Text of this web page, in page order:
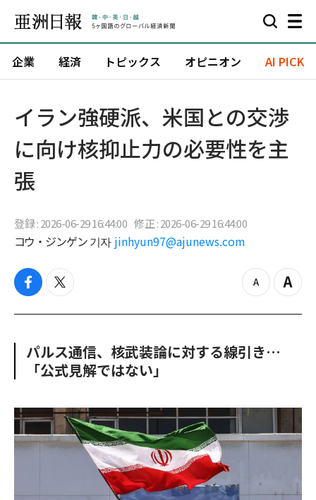
企業 経済 トピックス オピニオン AI PICK
イラン強硬派、米国との交渉
に向け核抑止力の必要性を主
張
登録 : 2026-06-29 16:44:00 修正 : 2026-06-29 16:44:00
コウ・ジンゲン 기자 jinhyun97@ajunews.com
f
c
o
t
i
e
r
z
o
u
Z
o
パルス通信、核武装論に対する線引き…
「公式見解ではない」